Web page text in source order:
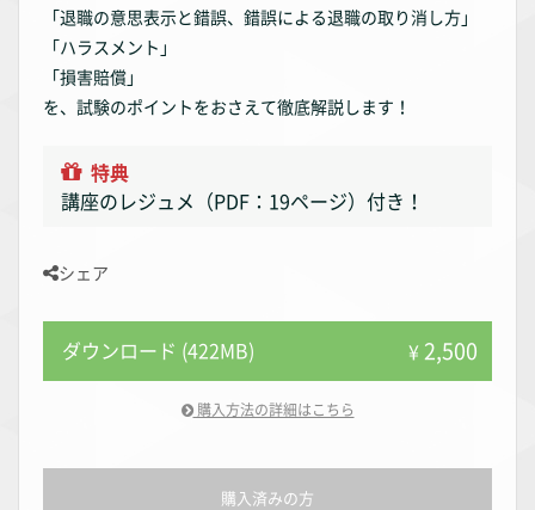
「退職の意思表示と錯誤、錯誤による退職の取り消し方」
「ハラスメント」
「損害賠償」
を、試験のポイントをおさえて徹底解説します！
特典
講座のレジュメ（PDF：19ページ）付き！
シェア
ダウンロード (422MB) ¥2,500
購入方法の詳細はこちら
購入済みの方